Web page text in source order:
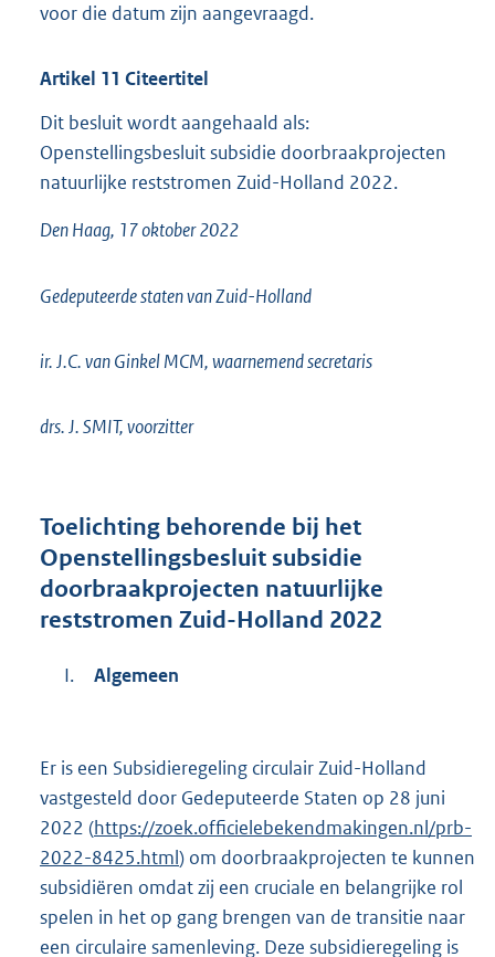
voor die datum zijn aangevraagd.
Artikel 11 Citeertitel
Dit besluit wordt aangehaald als:
Openstellingsbesluit subsidie doorbraakprojecten
natuurlijke reststromen Zuid-Holland 2022.
Den Haag, 17 oktober 2022
Gedeputeerde staten van Zuid-Holland
ir. J.C. van Ginkel MCM, waarnemend secretaris
drs. J. SMIT, voorzitter
Toelichting behorende bij het
Openstellingsbesluit subsidie
doorbraakprojecten natuurlijke
reststromen Zuid-Holland 2022
I. Algemeen
Er is een Subsidieregeling circulair Zuid-Holland
vastgesteld door Gedeputeerde Staten op 28 juni
2022 (https://zoek.officielebekendmakingen.nl/prb-
2022-8425.html) om doorbraakprojecten te kunnen
subsidiëren omdat zij een cruciale en belangrijke rol
spelen in het op gang brengen van de transitie naar
een circulaire samenleving. Deze subsidieregeling is